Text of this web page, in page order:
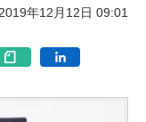
2019年12月12日 09:01